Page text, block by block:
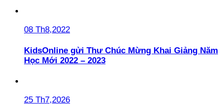
08 Th8,2022
KidsOnline gửi Thư Chúc Mừng Khai Giảng Năm
Học Mới 2022 – 2023
25 Th7,2026